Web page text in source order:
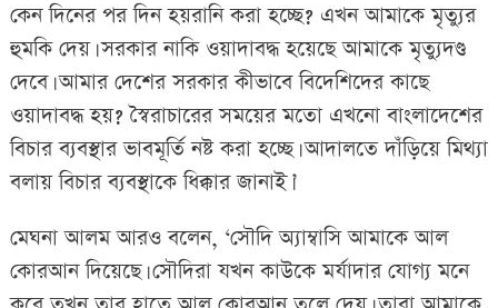
কেন দিনের পর দিন হয়রানি করা হচ্ছে? এখন আমাকে মৃত্যুর
হুমকি দেয়। সরকার নাকি ওয়াদাবদ্ধ হয়েছে আমাকে মৃত্যুদণ্ড
দেবে। আমার দেশের সরকার কীভাবে বিদেশিদের কাছে
ওয়াদাবদ্ধ হয়? স্বৈরাচারের সময়ের মতো এখনো বাংলাদেশের
বিচার ব্যবস্থার ভাবমূর্তি নষ্ট করা হচ্ছে। আদালতে দাঁড়িয়ে মিথ্যা
বলায় বিচার ব্যবস্থাকে ধিক্কার জানাই।’
মেঘনা আলম আরও বলেন, ‘সৌদি অ্যাম্বাসি আমাকে আল
কোরআন দিয়েছে। সৌদিরা যখন কাউকে মর্যাদার যোগ্য মনে